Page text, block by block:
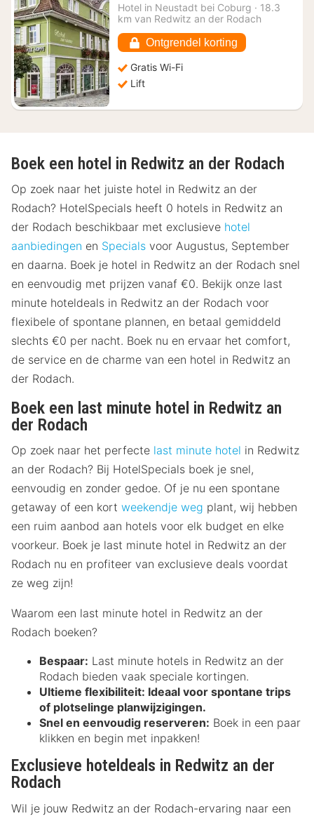
vanaf
€
Hotel in Neustadt bei Coburg · 18.3
km van Redwitz an der Rodach
Ontgrendel korting
Gratis Wi-Fi
Lift
Boek een hotel in Redwitz an der Rodach
Op zoek naar het juiste hotel in Redwitz an der
Rodach? HotelSpecials heeft 0 hotels in Redwitz an
der Rodach beschikbaar met exclusieve hotel
aanbiedingen en Specials voor Augustus, September
en daarna. Boek je hotel in Redwitz an der Rodach snel
en eenvoudig met prijzen vanaf €0. Bekijk onze last
minute hoteldeals in Redwitz an der Rodach voor
flexibele of spontane plannen, en betaal gemiddeld
slechts €0 per nacht. Boek nu en ervaar het comfort,
de service en de charme van een hotel in Redwitz an
der Rodach.
Boek een last minute hotel in Redwitz an
der Rodach
Op zoek naar het perfecte last minute hotel in Redwitz
an der Rodach? Bij HotelSpecials boek je snel,
eenvoudig en zonder gedoe. Of je nu een spontane
getaway of een kort weekendje weg plant, wij hebben
een ruim aanbod aan hotels voor elk budget en elke
voorkeur. Boek je last minute hotel in Redwitz an der
Rodach nu en profiteer van exclusieve deals voordat
ze weg zijn!
Waarom een last minute hotel in Redwitz an der
Rodach boeken?
Bespaar: Last minute hotels in Redwitz an der
Rodach bieden vaak speciale kortingen.
Ultieme flexibiliteit: Ideaal voor spontane trips
of plotselinge planwijzigingen.
Snel en eenvoudig reserveren: Boek in een paar
klikken en begin met inpakken!
Exclusieve hoteldeals in Redwitz an der
Rodach
Wil je jouw Redwitz an der Rodach-ervaring naar een